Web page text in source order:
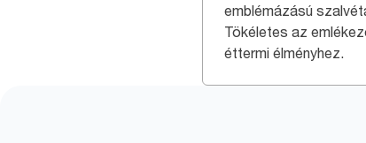
emblémázású
Tökéletes az
éttermi élményhez.